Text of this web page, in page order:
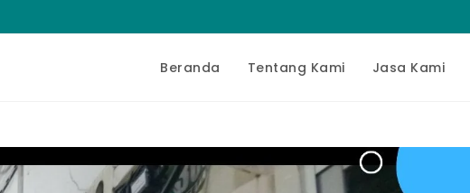
Beranda Tentang Kami Jasa Kami